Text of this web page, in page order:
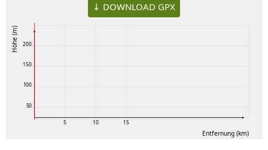
↓ DOWNLOAD GPX
50
100
150
200
5 10 15
Entfernung (km)
Höhe (m)